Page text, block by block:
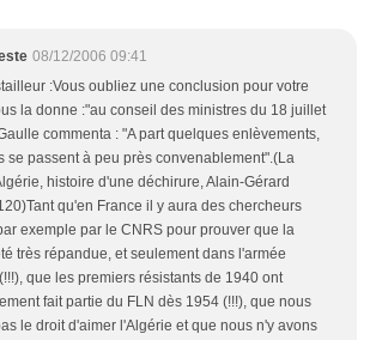
08/12/2006 09:41
:Vous oubliez une conclusion pour votre
la donne :"au conseil des ministres du 18 juillet
commenta : "A part quelques enlèvements,
se passent à peu près convenablement".(La
histoire d'une déchirure, Alain-Gérard
qu'en France il y aura des chercheurs
exemple par le CNRS pour prouver que la
très répandue, et seulement dans l'armée
que les premiers résistants de 1940 ont
fait partie du FLN dès 1954 (!!!), que nous
le droit d'aimer l'Algérie et que nous n'y avons